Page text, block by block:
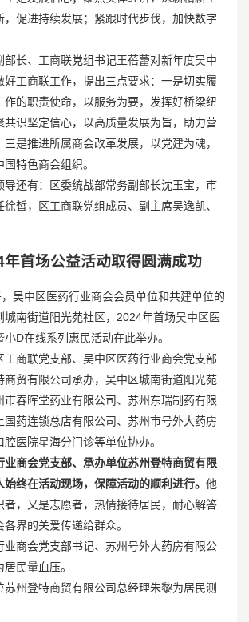
，促进持续发展；紧跟时代步伐，加快数字
长、工商联党组书记王蓓蕾对新年度吴中
好工商联工作，提出三点要求：一是切实履
作的职责使命，以服务为要，发挥好桥梁纽
共识坚定信心，以高质量发展为旨，助力营
是推进所属商会改革发展，以党建为魂，
特色商会组织。
还有：区委统战部常务副部长沈玉宝，市
皙，区工商联党组成员、副主席吴逸凯、
首场公益活动取得圆满成功
中区医药行业商会会员单位和共建单位的
城南街道阳光苑社区，2024年首场吴中区医
D在线系列惠民活动在此举办。
商联党支部、吴中区医药行业商会党支部
商贸有限公司承办，吴中区城南街道阳光苑
市春晖堂药业有限公司、苏州东瑞制药有限
国药连锁总店有限公司、苏州市号外大药房
医院星海分门诊等单位协办。
业商会党支部、承办单位苏州登特商贸有限
终在活动现场，保障活动的顺利进行。 他
者，又是志愿者，热情接待居民，耐心解答
界的关爱传递给群众。
商会党支部书记、苏州号外大药房有限公
民量血压。
登特商贸有限公司总经理朱黎为居民测